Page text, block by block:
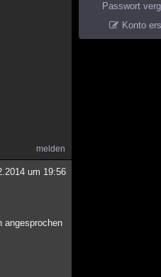
melden
um 19:56
angesprochen
Passwort
Konto